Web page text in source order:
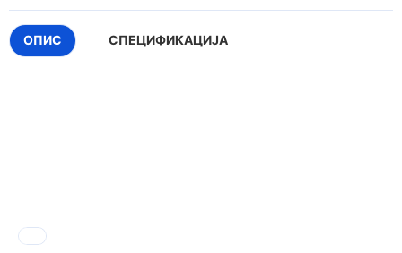
ОПИС СПЕЦИФИКАЦИЈА